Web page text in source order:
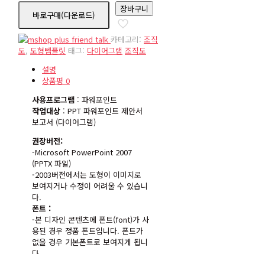
바로구매(다운로드)
or000005
수
량
장바구니
카테고리: 조직
도, 도형템플릿 태그: 다이어그램 조직도
설명
상품평 0
사용프로그램 : 파워포인트
작업대상 : PPT 파워포인트 제안서
보고서 (다이어그램)
권장버전:
-Microsoft PowerPoint 2007
(PPTX 파일)
-2003버전에서는 도형이 이미지로
보여지거나 수정이 어려울 수 있습니
다.
폰트 :
-본 디자인 콘텐츠에 폰트(font)가 사
용된 경우 정품 폰트입니다. 폰트가
없을 경우 기본폰트로 보여지게 됩니